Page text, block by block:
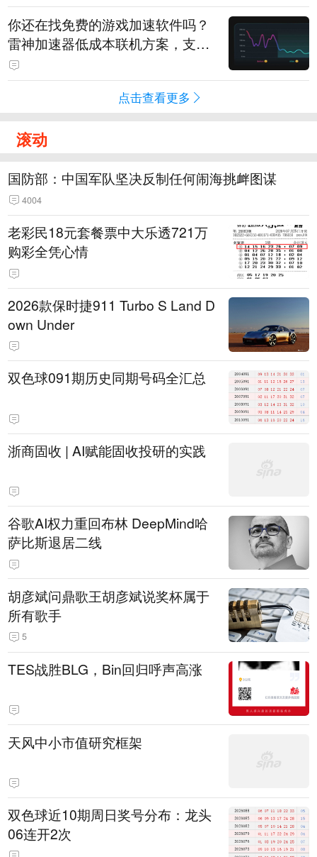
你还在找免费的游戏加速软件吗？
雷神加速器低成本联机方案，支持
免费试用
点击查看更多
滚动
国防部：中国军队坚决反制任何闹海挑衅图谋
4004
老彩民18元套餐票中大乐透721万
购彩全凭心情
2026款保时捷911 Turbo S Land D
own Under
双色球091期历史同期号码全汇总
浙商固收 | AI赋能固收投研的实践
谷歌AI权力重回布林 DeepMind哈
萨比斯退居二线
胡彦斌问鼎歌王胡彦斌说奖杯属于
所有歌手
5
TES战胜BLG，Bin回归呼声高涨
天风中小市值研究框架
双色球近10期周日奖号分布：龙头
06连开2次